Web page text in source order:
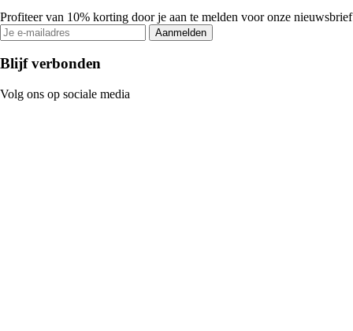
Profiteer van 10% korting door je aan te melden voor onze nieuwsbrief
Aanmelden
Blijf verbonden
Volg ons op sociale media